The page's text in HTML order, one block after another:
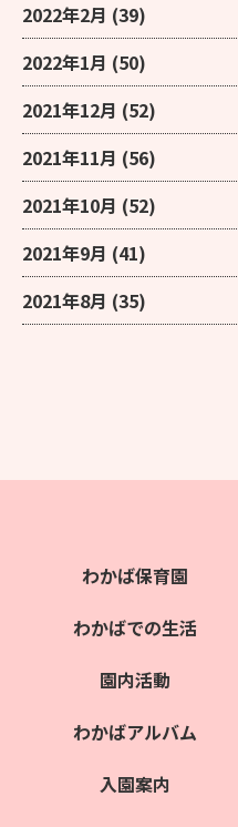
2022年2月 (39)
2022年1月 (50)
2021年12月 (52)
2021年11月 (56)
2021年10月 (52)
2021年9月 (41)
2021年8月 (35)
わかば保育園
わかばでの生活
園内活動
わかばアルバム
入園案内